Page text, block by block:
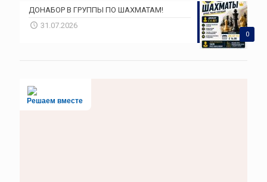
0
ДОНАБОР В ГРУППЫ ПО ШАХМАТАМ!
31.07.2026
Решаем вместе